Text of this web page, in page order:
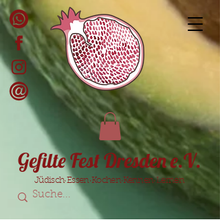
Gefilte Fest Dresden e.V.
Jüdisch·Essen·Kochen·Kennen·Lernen